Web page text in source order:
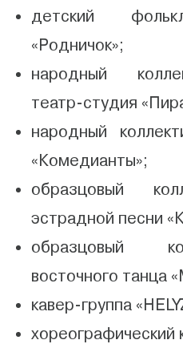
детский
«Родничок»;
народный
театр-студия
народный
«Комедианты»;
образцовый
эстрадной песни
образцовый
восточного танца
кавер-группа
хореографический